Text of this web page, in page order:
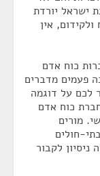
ישראל יורדת
אין
כוח אדם
פעמים מדברים
לכם על דוגמה
כוח אדם
מורים
חולים
לקבור